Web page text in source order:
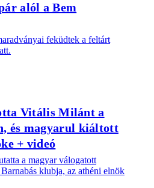
alól a Bem
feküdtek a feltárt
Vitális Milánt a
és magyarul kiáltott
+ videó
a magyar válogatott
klubja, az athéni elnök